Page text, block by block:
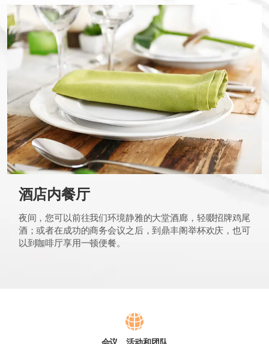
酒店内餐厅
夜间，您可以前往我们环境静雅的大堂酒廊，轻啜招牌鸡尾
酒；或者在成功的商务会议之后，到鼎丰阁举杯欢庆，也可
以到咖啡厅享用一顿便餐。